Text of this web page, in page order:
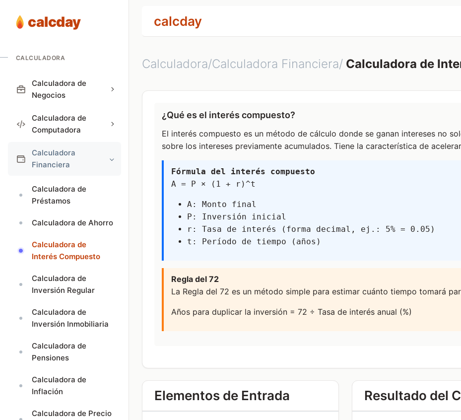
calcday
CALCULADORA
Calculadora de
Negocios
Calculadora de
Computadora
Calculadora
Financiera
Calculadora de
Préstamos
Calculadora de Ahorro
Calculadora de
Interés Compuesto
Calculadora de
Inversión Regular
Calculadora de
Inversión Inmobiliaria
Calculadora de
Pensiones
Calculadora de
Inflación
Calculadora de Precio
calcday
Calculadora/Calculadora Financiera/ Calculadora de
¿Qué es el interés compuesto?
El interés compuesto es un método de cálculo donde se ganan intereses no
sobre los intereses previamente acumulados. Tiene la característica de
Fórmula del interés compuesto
A = P × (1 + r)^t
A: Monto final
P: Inversión inicial
r: Tasa de interés (forma decimal, ej.: 5% = 0.05)
t: Período de tiempo (años)
Regla del 72
La Regla del 72 es un método simple para estimar cuánto tiempo tomará
Años para duplicar la inversión = 72 ÷ Tasa de interés anual (%)
Elementos de Entrada Resultado del